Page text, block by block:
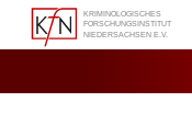
Zum
Inhalt